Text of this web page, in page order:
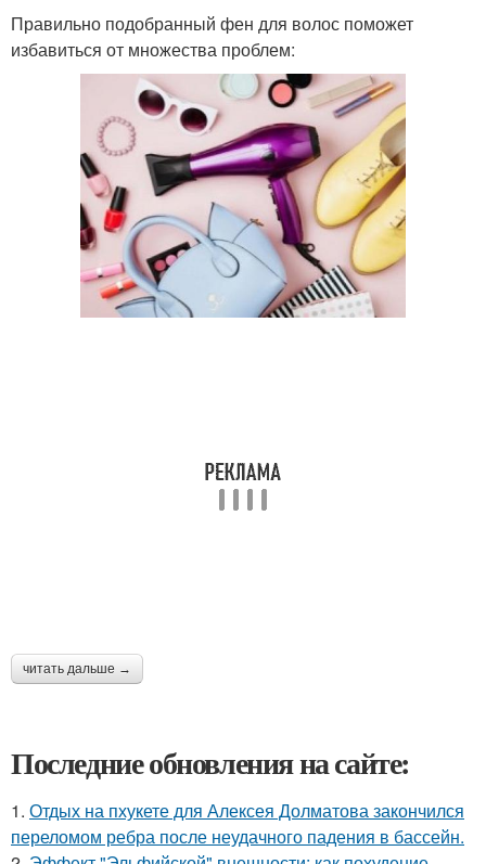
Правильно подобранный фен для волос поможет
избавиться от множества проблем:
читать дальше →
Последние обновления на сайте:
1. Отдых на пхукете для Алексея Долматова закончился
переломом ребра после неудачного падения в бассейн.